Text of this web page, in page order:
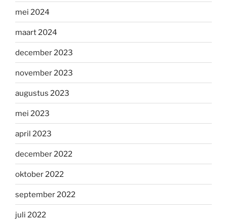
mei 2024
maart 2024
december 2023
november 2023
augustus 2023
mei 2023
april 2023
december 2022
oktober 2022
september 2022
juli 2022